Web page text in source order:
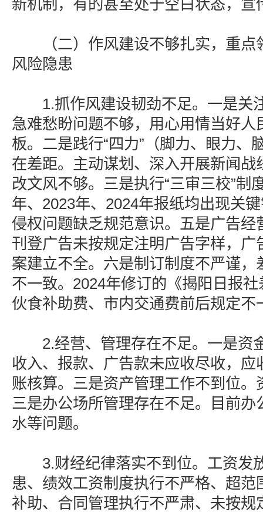
新机制，有的甚至处于空白状态，宣
（二）作风建设不够扎实，重点
风险隐患
1.抓作风建设韧劲不足。一是关
急难愁盼问题不够，用心用情当好人
板。二是践行“四力”（脚力、眼力、
在差距。主动谋划、深入开展新闻战
改文风不够。三是执行“三审三校”制
年、2023年、2024年报纸均出现关
侵权问题缺乏规范意识。五是广告经
刊登广告未按规定注明广告字样，广
案建立不全。六是制订制度不严谨，
不一致。2024年修订的《揭阳日报
伙食补助费、市内交通费前后规定不
2.经营、管理存在不足。一是资
收入、报款、广告款未应收尽收，应
账核算。三是资产管理工作不到位。
三是办公场所管理存在不足。目前办
水等问题。
3.财经纪律落实不到位。工资发
患、绩效工资制度执行不严格、超范
补助、合同管理执行不严肃、未按规